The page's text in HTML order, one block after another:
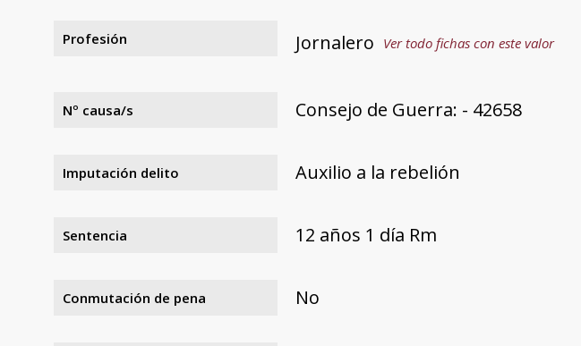
Profesión Jornalero Ver todo fichas con este valor
Nº causa/s Consejo de Guerra: - 42658
Imputación delito Auxilio a la rebelión
Sentencia 12 años 1 día Rm
Conmutación de pena No